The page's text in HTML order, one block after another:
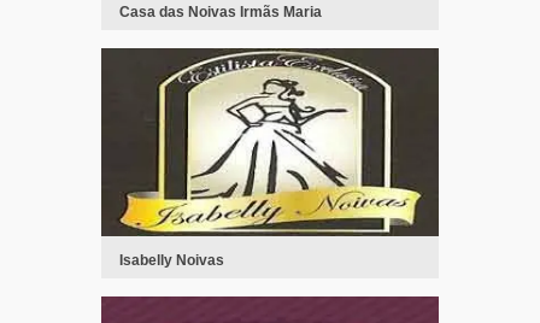
Casa das Noivas Irmãs Maria
Isabelly Noivas